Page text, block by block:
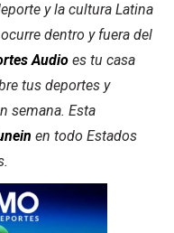
y la cultura Latina
dentro y fuera del
Audio es tu casa
tus deportes y
semana. Esta
en todo Estados